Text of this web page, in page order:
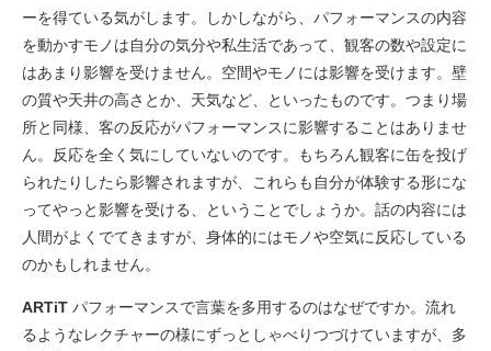
ーを得ている気がします。しかしながら、パフォーマンスの内容
を動かすモノは自分の気分や私生活であって、観客の数や設定に
はあまり影響を受けません。空間やモノには影響を受けます。壁
の質や天井の高さとか、天気など、といったものです。つまり場
所と同様、客の反応がパフォーマンスに影響することはありませ
ん。反応を全く気にしていないのです。もちろん観客に缶を投げ
られたりしたら影響されますが、これらも自分が体験する形にな
ってやっと影響を受ける、ということでしょうか。話の内容には
人間がよくでてきますが、身体的にはモノや空気に反応している
のかもしれません。
ARTiT パフォーマンスで言葉を多用するのはなぜですか。流れ
るようなレクチャーの様にずっとしゃべりつづけていますが、多